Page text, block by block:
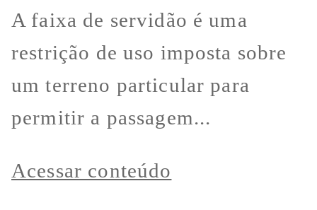
A faixa de servidão é uma
restrição de uso imposta sobre
um terreno particular para
permitir a passagem...
Acessar conteúdo